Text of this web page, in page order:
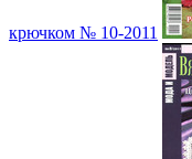
крючком № 10-2011